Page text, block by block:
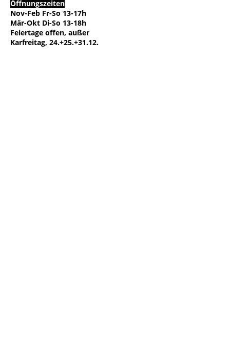
Öffnungszeiten
Nov-Feb Fr-So 13-17h
Mär-Okt Di-So 13-18h
Feiertage offen, außer
Karfreitag, 24.+25.+31.12.